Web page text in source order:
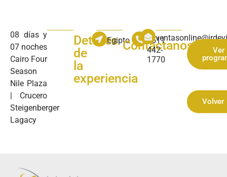
08 días y
07 noches
Cairo Four
Season
Nile Plaza
| Crucero
Steigenberger
Lagacy
Detalles
de
la
experiencia
EgiptoContáctanos
+511
442-
1770
Ver
Volver